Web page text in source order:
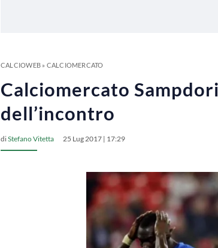
CALCIOWEB» CALCIOMERCATO
Calciomercato
dell’incontro
diStefano Vitetta 25 Lug 2017 | 17:29